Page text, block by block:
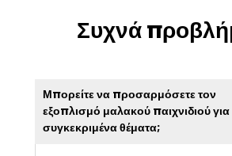
Συχνά
Μπορείτε να προσαρμόσετε τον
εξοπλισμό μαλακού παιχνιδιού για
συγκεκριμένα θέματα;